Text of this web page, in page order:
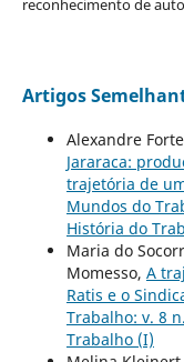
Artigos
Alexandre
Jararaca:
trajetória de
Mundos do
História do
Maria do
Momesso, A
Ratis e o
Trabalho: v. 8
Trabalho (I)